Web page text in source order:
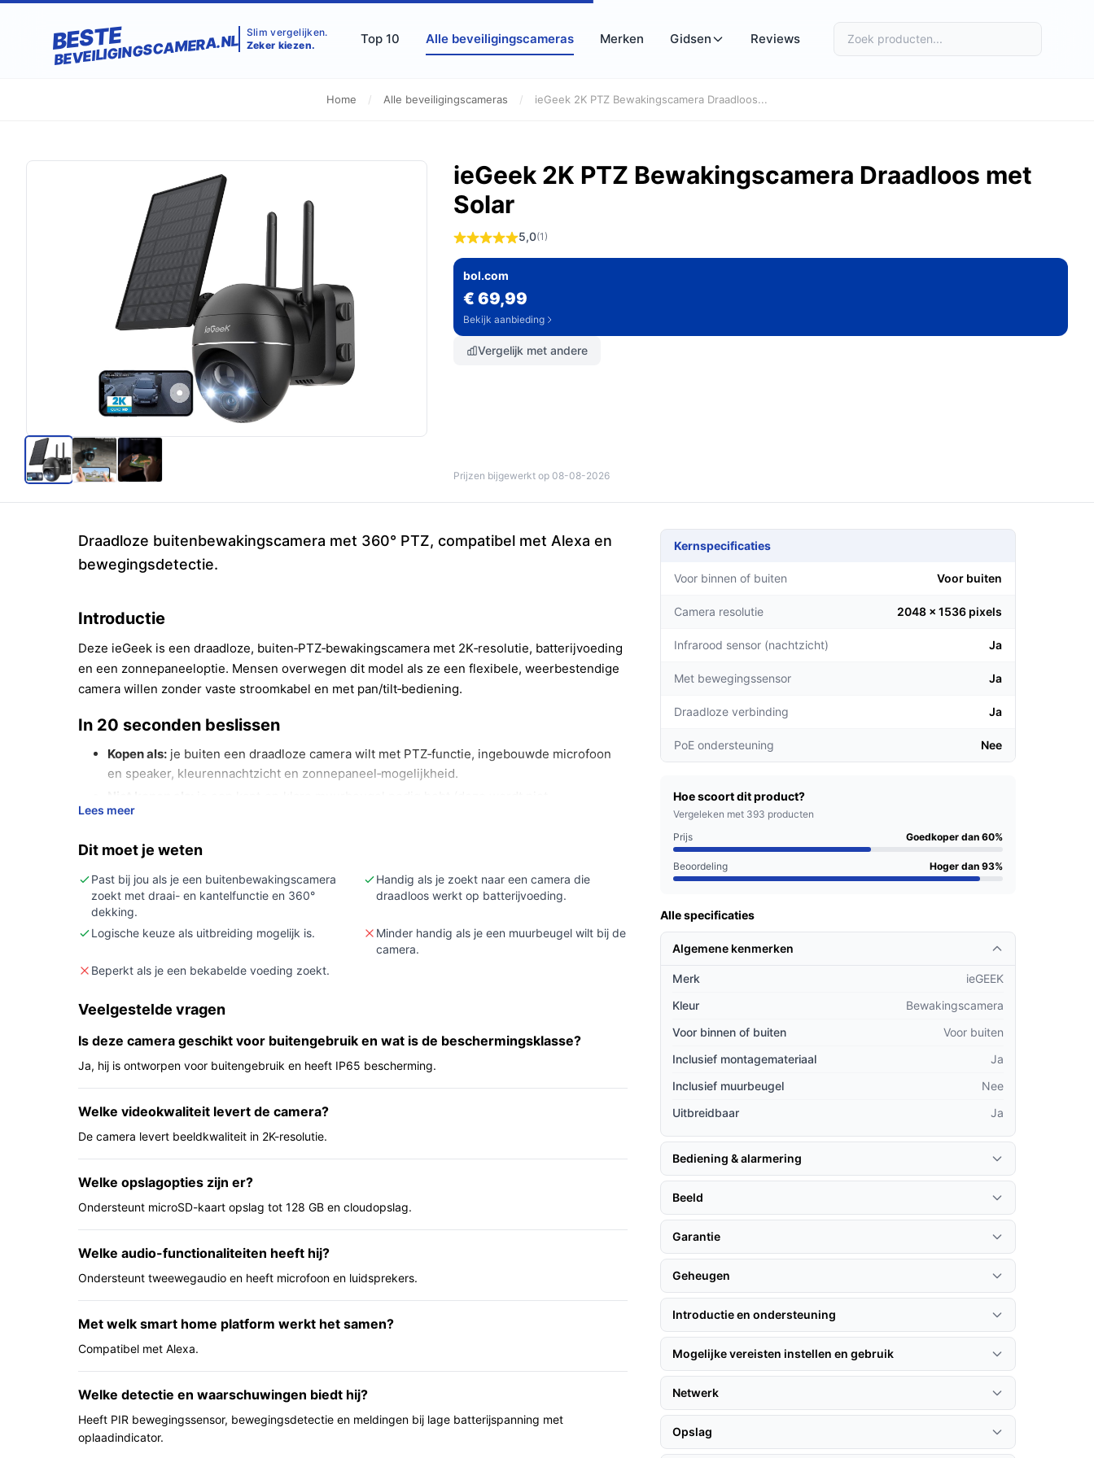
BESTE
BEVEILIGINGSCAMERA.NL Slim vergelijken.
Zeker kiezen.
Top 10 Alle beveiligingscameras Merken Gidsen Reviews
Home / Alle beveiligingscameras / ieGeek 2K PTZ Bewakingscamera Draadloos...
ieGeek 2K PTZ Bewakingscamera Draadloos met
Solar
5,0(1)
bol.com
€ 69,99
Bekijk aanbieding
Vergelijk met andere
Prijzen bijgewerkt op 08-08-2026
Draadloze buitenbewakingscamera met 360° PTZ, compatibel met Alexa en
bewegingsdetectie.
Introductie
Deze ieGeek is een draadloze, buiten‑PTZ‑bewakingscamera met 2K‑resolutie, batterijvoeding
en een zonnepaneeloptie. Mensen overwegen dit model als ze een flexibele, weerbestendige
camera willen zonder vaste stroomkabel en met pan/tilt‑bediening.
In 20 seconden beslissen
Kopen als: je buiten een draadloze camera wilt met PTZ‑functie, ingebouwde microfoon
en speaker, kleurennachtzicht en zonnepaneel‑mogelijkheid.
meegeleverd) of als je strikte specificaties nodig hebt die hier niet vermeld staan.
(microSD of cloud) aansluiten op jouw situatie.
Wat je in de praktijk merkt
In dagelijks gebruik biedt dit model een installatie zonder vaste stroomkabel dankzij de
oplaadbare batterij en het zonnepaneel. De PTZ‑functie maakt dat je het zichtveld vanaf je
telefoon kunt bijregelen. De camera is gemaakt voor buitengebruik (IP65) en heeft een
via PIR‑detectie binnen en je kunt beelden lokaal of in de cloud opslaan.
Belangrijkste voordelen
Deze eigenschappen leveren praktische voordelen bij dagelijks gebruik.
Flexibele plaatsing: batterij en zonnepaneel verminderen de noodzaak voor bekabeling bij
Actieve controle op afstand: PTZ‑bediening en twee‑weg audio maken het mogelijk om
Buitenbestendig: IP65‑classificatie betekent dat de camera is ontworpen om tegen
weersinvloeden buiten te hangen.
stroomkabels, voor wie pan/tilt‑bediening belangrijk is en voor situaties waarin
Voor wie is dit minder geschikt?
Als je een kant‑en‑klare muurbeugel nodig hebt, is dit model minder geschikt (muurbeugel
wordt niet meegeleverd). Als je exacte details over batterijduur, WiFi‑frequentie of
opslagformaat nodig hebt, controleer die punten in de specificaties voordat je koopt.
Praktisch t.o.v. alternatieven
Lees meer
Dit moet je weten
Past bij jou als je een buitenbewakingscamera
zoekt met draai- en kantelfunctie en 360°
dekking.
Handig als je zoekt naar een camera die
draadloos werkt op batterijvoeding.
Logische keuze als uitbreiding mogelijk is.
Minder handig als je een muurbeugel wilt bij de
camera.
Beperkt als je een bekabelde voeding zoekt.
Veelgestelde vragen
Is deze camera geschikt voor buitengebruik en wat is de beschermingsklasse?
Ja, hij is ontworpen voor buitengebruik en heeft IP65 bescherming.
Welke videokwaliteit levert de camera?
De camera levert beeldkwaliteit in 2K-resolutie.
Welke opslagopties zijn er?
Ondersteunt microSD-kaart opslag tot 128 GB en cloudopslag.
Welke audio-functionaliteiten heeft hij?
Ondersteunt tweewegaudio en heeft microfoon en luidsprekers.
Met welk smart home platform werkt het samen?
Compatibel met Alexa.
Welke detectie en waarschuwingen biedt hij?
Heeft PIR bewegingssensor, bewegingsdetectie en meldingen bij lage batterijspanning met
oplaadindicator.
Kernspecificaties
Voor binnen of buiten Voor buiten
Camera resolutie 2048 x 1536 pixels
Infrarood sensor (nachtzicht) Ja
Met bewegingssensor Ja
Draadloze verbinding Ja
PoE ondersteuning Nee
Hoe scoort dit product?
Vergeleken met 393 producten
Prijs
Goedkoper dan 60%
Beoordeling Hoger dan 93%
Alle specificaties
Algemene kenmerken
Merk
ieGEEK
Kleur
Bewakingscamera
Voor binnen of buiten
Voor buiten
Inclusief montagemateriaal
Ja
Inclusief muurbeugel
Nee
Uitbreidbaar
Ja
Bediening & alarmering
Beeld
Garantie
Geheugen
Introductie en ondersteuning
Mogelijke vereisten instellen en gebruik
Netwerk
Opslag